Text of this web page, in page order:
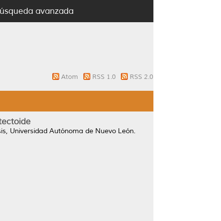
avanzada
Atom RSS 1.0 RSS 2.0
Universidad Autónoma de Nuevo León.